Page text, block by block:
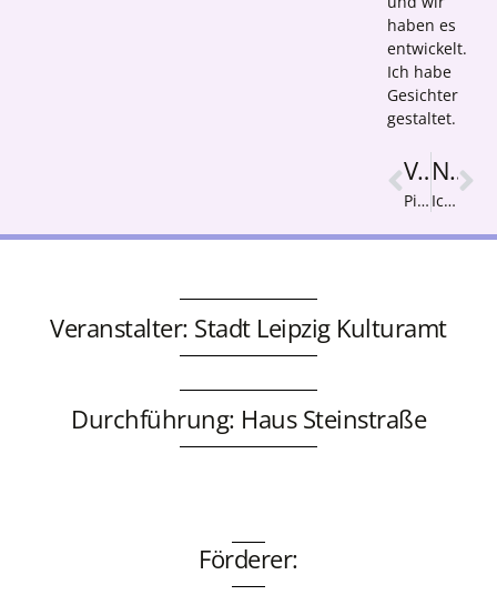
haben es
entwickelt.
Ich habe
Gesichter
gestaltet.
Vorige
Pingu
Nächster
Ich punkte eine Geschichte.
Veranstalter: Stadt Leipzig Kulturamt
Durchführung: Haus Steinstraße
Förderer: